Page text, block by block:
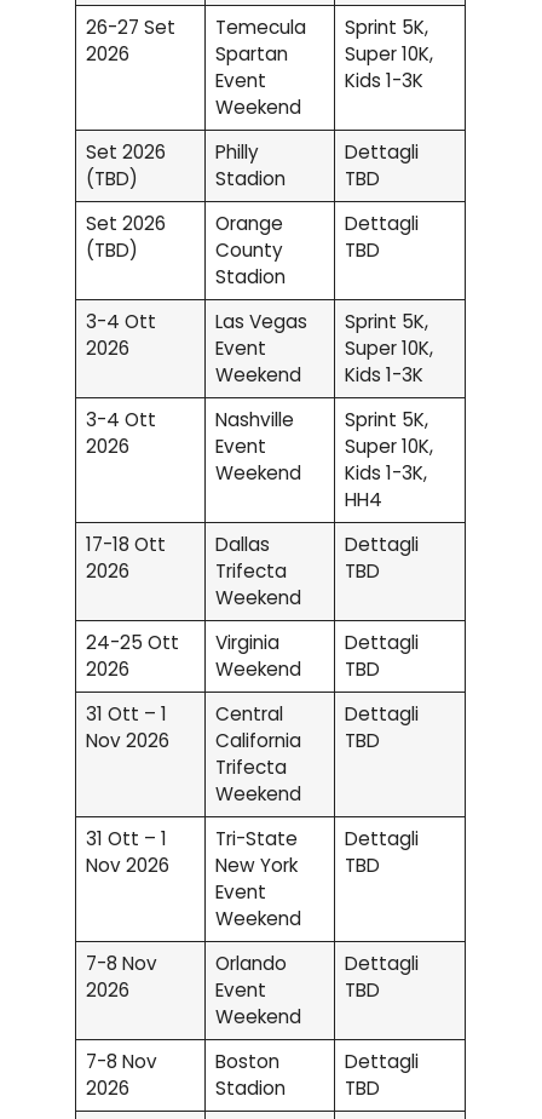
26-27 Set
2026
Temecula
Spartan
Event
Weekend
Sprint 5K,
Super 10K,
Kids 1-3K
Set 2026
(TBD)
Philly
Stadion
Dettagli
TBD
Set 2026
(TBD)
Orange
County
Stadion
Dettagli
TBD
3-4 Ott
2026
Las Vegas
Event
Weekend
Sprint 5K,
Super 10K,
Kids 1-3K
3-4 Ott
2026
Nashville
Event
Weekend
Sprint 5K,
Super 10K,
Kids 1-3K,
HH4
17-18 Ott
2026
Dallas
Trifecta
Weekend
Dettagli
TBD
24-25 Ott
2026
Virginia
Weekend
Dettagli
TBD
31 Ott – 1
Nov 2026
Central
California
Trifecta
Weekend
Dettagli
TBD
31 Ott – 1
Nov 2026
Tri-State
New York
Event
Weekend
Dettagli
TBD
7-8 Nov
2026
Orlando
Event
Weekend
Dettagli
TBD
7-8 Nov
2026
Boston
Stadion
Dettagli
TBD